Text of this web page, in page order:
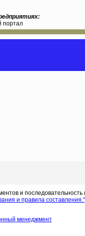
портал
и
и правила составления.''
менеджмент